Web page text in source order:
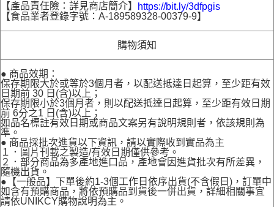
【產品責任險：詳見商店簡介】
https://bit.ly/3dfpgis
【食品業者登錄字號：A-189589328-00379-9】
購物須知
● 商品效期：
保存期限大於或等於3個月者，以配送抵達日起算，至少距有效
日期前 30 日(含)以上；
保存期限小於3個月者，則以配送抵達日起算，至少距有效日期
前 6分之1 日(含)以上；
如品名標註有效日期或商品文案另有說明規則者，依該規則為
準。
● 商品採批次進貨以下資訊，請以實際收到實品為主
１．圖片刊載之製造/有效日期僅供參考。
２．部分商品為多產地進口品，產地會因進貨批次有所差異，
隨機出貨。
●【一般品】下單後約1-3個工作日依序出貨(不含假日)，訂單中
如含有預購商品，將依預購品到貨後一併出貨，詳細相關事宜
請依UNIKCY購物說明為主。